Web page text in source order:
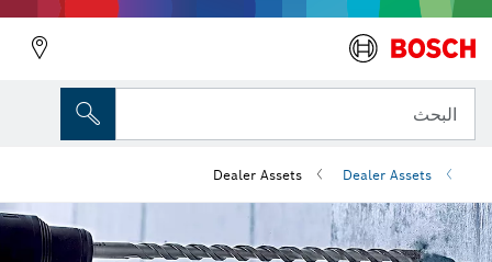
البحث
Dealer Assets
Dealer Assets